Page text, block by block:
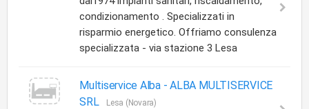
condizionamento . Specializzati in
risparmio energetico. Offriamo consulenza
specializzata - via stazione 3 Lesa
Multiservice Alba -ALBA MULTISERVICE
SRL
Lesa (Novara)